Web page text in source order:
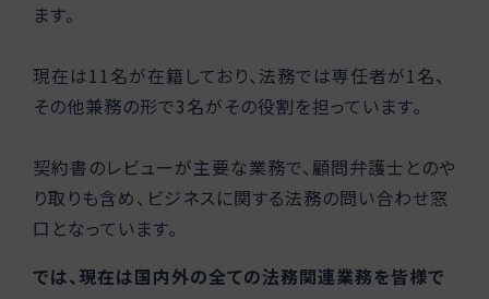
ます。
現在は11名が在籍しており、法務では専任者が1名、
その他兼務の形で3名がその役割を担っています。
契約書のレビューが主要な業務で、顧問弁護士とのや
り取りも含め、ビジネスに関する法務の問い合わせ窓
口となっています。
では、現在は国内外の全ての法務関連業務を皆様で